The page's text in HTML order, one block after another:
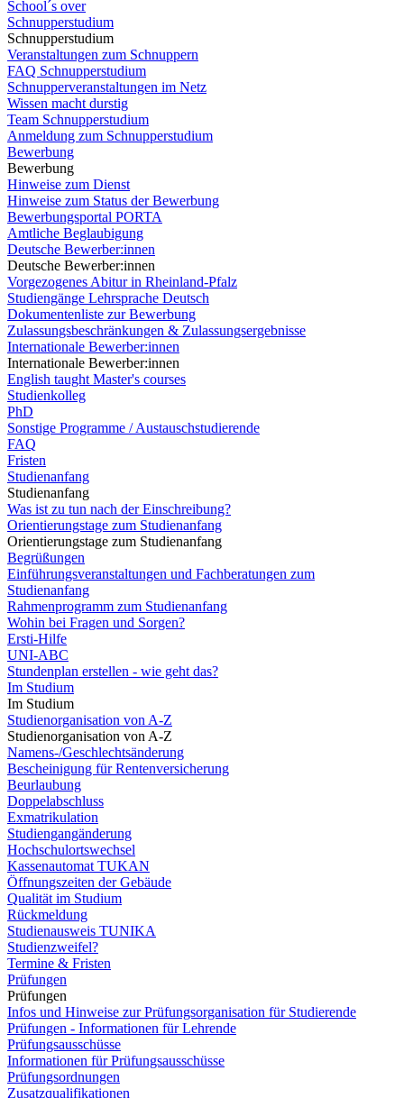
School´s over
Schnupperstudium
Schnupperstudium
Veranstaltungen zum Schnuppern
FAQ Schnupperstudium
Schnupperveranstaltungen im Netz
Wissen macht durstig
Team Schnupperstudium
Anmeldung zum Schnupperstudium
Bewerbung
Bewerbung
Hinweise zum Dienst
Hinweise zum Status der Bewerbung
Bewerbungsportal PORTA
Amtliche Beglaubigung
Deutsche Bewerber:innen
Deutsche Bewerber:innen
Vorgezogenes Abitur in Rheinland-Pfalz
Studiengänge Lehrsprache Deutsch
Dokumentenliste zur Bewerbung
Zulassungsbeschränkungen & Zulassungsergebnisse
Internationale Bewerber:innen
Internationale Bewerber:innen
English taught Master's courses
Studienkolleg
PhD
Sonstige Programme / Austauschstudierende
FAQ
Fristen
Studienanfang
Studienanfang
Was ist zu tun nach der Einschreibung?
Orientierungstage zum Studienanfang
Orientierungstage zum Studienanfang
Begrüßungen
Einführungsveranstaltungen und Fachberatungen zum
Studienanfang
Rahmenprogramm zum Studienanfang
Wohin bei Fragen und Sorgen?
Ersti-Hilfe
UNI-ABC
Stundenplan erstellen - wie geht das?
Im Studium
Im Studium
Studienorganisation von A-Z
Studienorganisation von A-Z
Namens-/Geschlechtsänderung
Bescheinigung für Rentenversicherung
Beurlaubung
Doppelabschluss
Exmatrikulation
Studiengangänderung
Hochschulortswechsel
Kassenautomat TUKAN
Öffnungszeiten der Gebäude
Qualität im Studium
Rückmeldung
Studienausweis TUNIKA
Studienzweifel?
Termine & Fristen
Prüfungen
Prüfungen
Infos und Hinweise zur Prüfungsorganisation für Studierende
Prüfungen - Informationen für Lehrende
Prüfungsausschüsse
Informationen für Prüfungsausschüsse
Prüfungsordnungen
Zusatzqualifikationen